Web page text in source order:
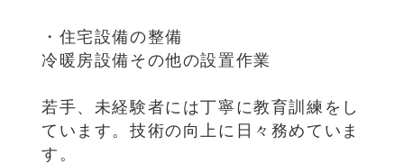
・住宅設備の整備
冷暖房設備その他の設置作業
若手、未経験者には丁寧に教育訓練をし
ています。技術の向上に日々務めていま
す。